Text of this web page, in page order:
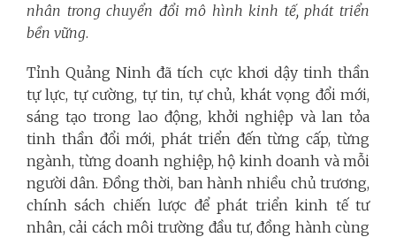
nhân trong chuyển đổi mô hình kinh tế, phát triển
bền vững.
Tỉnh Quảng Ninh đã tích cực khơi dậy tinh thần
tự lực, tự cường, tự tin, tự chủ, khát vọng đổi mới,
sáng tạo trong lao động, khởi nghiệp và lan tỏa
tinh thần đổi mới, phát triển đến từng cấp, từng
ngành, từng doanh nghiệp, hộ kinh doanh và mỗi
người dân. Đồng thời, ban hành nhiều chủ trương,
chính sách chiến lược để phát triển kinh tế tư
nhân, cải cách môi trường đầu tư, đồng hành cùng